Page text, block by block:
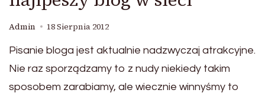
Admin 18 Sierpnia 2012
Pisanie bloga jest aktualnie nadzwyczaj atrakcyjne.
Nie raz sporządzamy to z nudy niekiedy takim
sposobem zarabiamy, ale wiecznie winnyśmy to